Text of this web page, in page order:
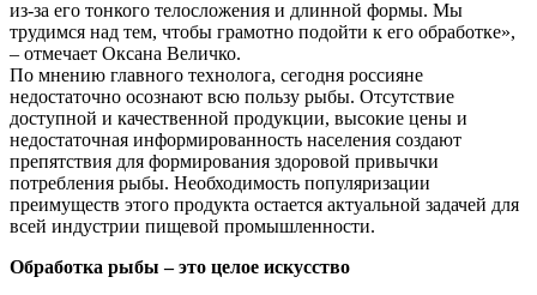
из-за его тонкого телосложения и длинной формы. Мы
трудимся над тем, чтобы грамотно подойти к его обработке»,
– отмечает Оксана Величко.
По мнению главного технолога, сегодня россияне
недостаточно осознают всю пользу рыбы. Отсутствие
доступной и качественной продукции, высокие цены и
недостаточная информированность населения создают
препятствия для формирования здоровой привычки
потребления рыбы. Необходимость популяризации
преимуществ этого продукта остается актуальной задачей для
всей индустрии пищевой промышленности.
Обработка рыбы – это целое искусство